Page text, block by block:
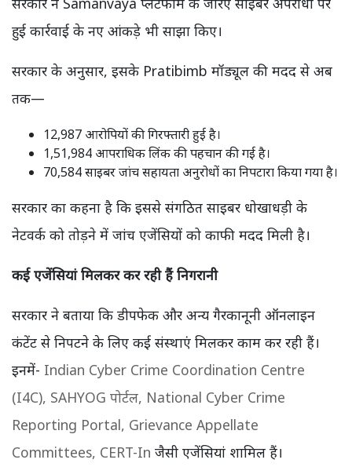
हुई कार्रवाई के नए आंकड़े भी साझा किए।
सरकार के अनुसार, इसके Pratibimb मॉड्यूल की मदद से अब
तक—
12,987 आरोपियों की गिरफ्तारी हुई है।
1,51,984 आपराधिक लिंक की पहचान की गई है।
70,584 साइबर जांच सहायता अनुरोधों का निपटारा किया गया है।
सरकार का कहना है कि इससे संगठित साइबर धोखाधड़ी के
नेटवर्क को तोड़ने में जांच एजेंसियों को काफी मदद मिली है।
कई एजेंसियां मिलकर कर रही हैं निगरानी
सरकार ने बताया कि डीपफेक और अन्य गैरकानूनी ऑनलाइन
कंटेंट से निपटने के लिए कई संस्थाएं मिलकर काम कर रही हैं।
इनमें- Indian Cyber Crime Coordination Centre
(I4C), SAHYOG पोर्टल, National Cyber Crime
Reporting Portal, Grievance Appellate
Committees, CERT-In जैसी एजेंसियां शामिल हैं।